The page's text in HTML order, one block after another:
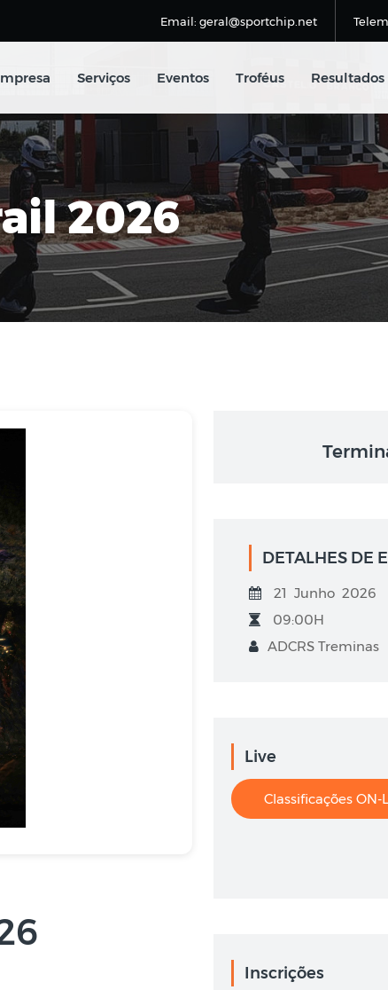
Email: geral@sportchip.net
Serviços Eventos Troféus Resultados
2026
DETALHES DE
21 Junho 2026
09:00H
ADCRS Treminas
Live
Classificações
Inscrições